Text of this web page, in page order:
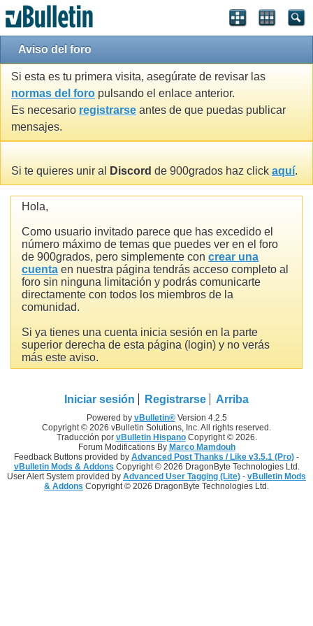
Aviso del foro
Si esta es tu primera visita, asegúrate de revisar las
normas del foro pulsando el enlace anterior.
Es necesario registrarse antes de que puedas publicar
mensajes.
Si te quieres unir al Discord de 900grados haz click aquí.
Hola,
Como usuario invitado parece que has excedido el
número máximo de temas que puedes ver en el foro
de 900grados, pero simplemente con crear una
cuenta en nuestra página tendrás acceso completo al
foro sin ninguna limitación y podrás comunicarte
directamente con todos los miembros de la
comunidad.
Si ya tienes una cuenta inicia sesión en la parte
superior derecha de esta página (login) y no verás
más este aviso.
Iniciar sesión Registrarse Arriba
Powered by vBulletin®Version 4.2.5
Copyright © 2026 vBulletin Solutions, Inc. All rights reserved.
Traducción por vBulletin HispanoCopyright © 2026.
Forum Modifications By Marco Mamdouh
Feedback Buttons provided by Advanced Post Thanks / Like v3.5.1 (Pro) -
vBulletin Mods & Addons Copyright © 2026 DragonByte Technologies Ltd.
User Alert System provided by Advanced User Tagging (Lite) - vBulletin Mods
& Addons Copyright © 2026 DragonByte Technologies Ltd.